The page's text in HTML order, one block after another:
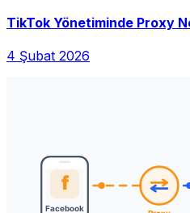
TikTok Yönetiminde Proxy
4 Şubat 2026